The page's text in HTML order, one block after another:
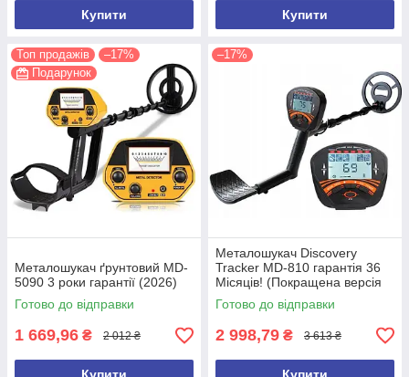
Купити Купити
Топ продажів
–17%
Подарунок
Металошукач ґрунтовий MD-
5090 3 роки гарантії (2026)
Готово до відправки
1 669,96 ₴ 2 012 ₴
–17%
Металошукач Discovery
Tracker MD-810 гарантія 36
Місяців! (Покращена версія
2026 року)
Готово до відправки
2 998,79 ₴ 3 613 ₴